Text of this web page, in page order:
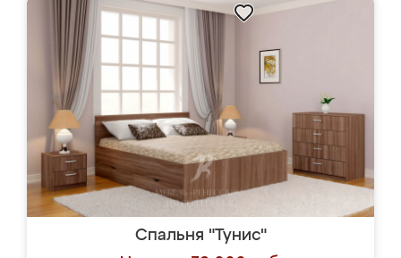
Спальня "Тунис"